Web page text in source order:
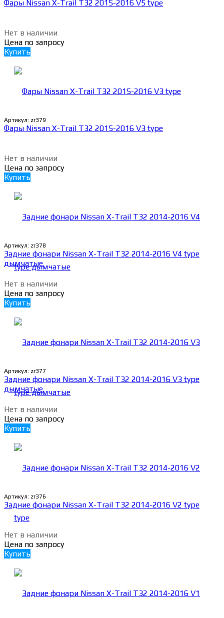
Фары Nissan X-Trail T32 2015-2016 V5 type
Нет в наличии
Цена по запросу
Купить
Артикул: zr379
Фары Nissan X-Trail T32 2015-2016 V3 type
Нет в наличии
Цена по запросу
Купить
Артикул: zr378
Задние фонари Nissan X-Trail Т32 2014-2016 V4 type
дымчатые
Нет в наличии
Цена по запросу
Купить
Артикул: zr377
Задние фонари Nissan X-Trail Т32 2014-2016 V3 type
дымчатые
Нет в наличии
Цена по запросу
Купить
Артикул: zr376
Задние фонари Nissan X-Trail Т32 2014-2016 V2 type
Нет в наличии
Цена по запросу
Купить